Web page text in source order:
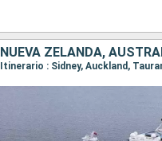
NUEVA ZELANDA,